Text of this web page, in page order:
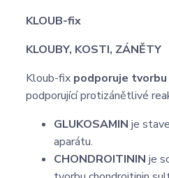
KLOUB-fix
KLOUBY, KOSTI, ZÁNĚTY
Kloub-fix podporuje
podporující protizánětlivé
GLUKOSAMIN je
aparátu.
CHONDROITININ je